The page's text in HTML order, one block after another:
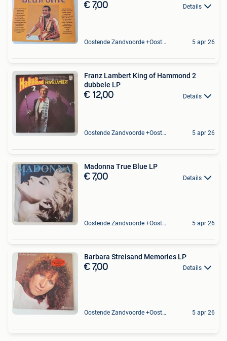
€ 7,00 Details
Oostende Zandvoorde +Oostende 5 apr 26
Franz Lambert King of Hammond 2
dubbele LP
€ 12,00 Details
Oostende Zandvoorde +Oostende 5 apr 26
Madonna True Blue LP
€ 7,00 Details
Oostende Zandvoorde +Oostende 5 apr 26
Barbara Streisand Memories LP
€ 7,00 Details
Oostende Zandvoorde +Oostende 5 apr 26